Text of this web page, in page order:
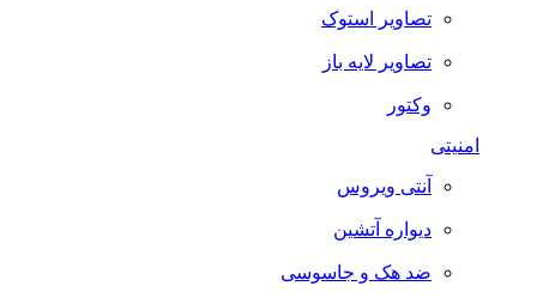
تصاویر استوک
تصاویر لایه باز
وکتور
امنیتی
آنتی ویروس
دیواره آتشین
ضد هک و جاسوسی